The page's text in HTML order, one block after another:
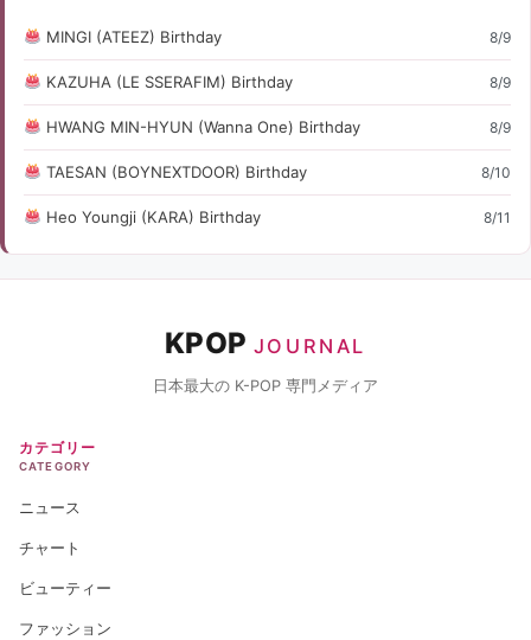
MINGI (ATEEZ) Birthday 8/9
KAZUHA (LE SSERAFIM) Birthday 8/9
HWANG MIN-HYUN (Wanna One) Birthday 8/9
TAESAN (BOYNEXTDOOR) Birthday 8/10
Heo Youngji (KARA) Birthday 8/11
KPOP JOURNAL
日本最大の K-POP 専門メディア
カテゴリー
CATEGORY
ニュース
チャート
ビューティー
ファッション